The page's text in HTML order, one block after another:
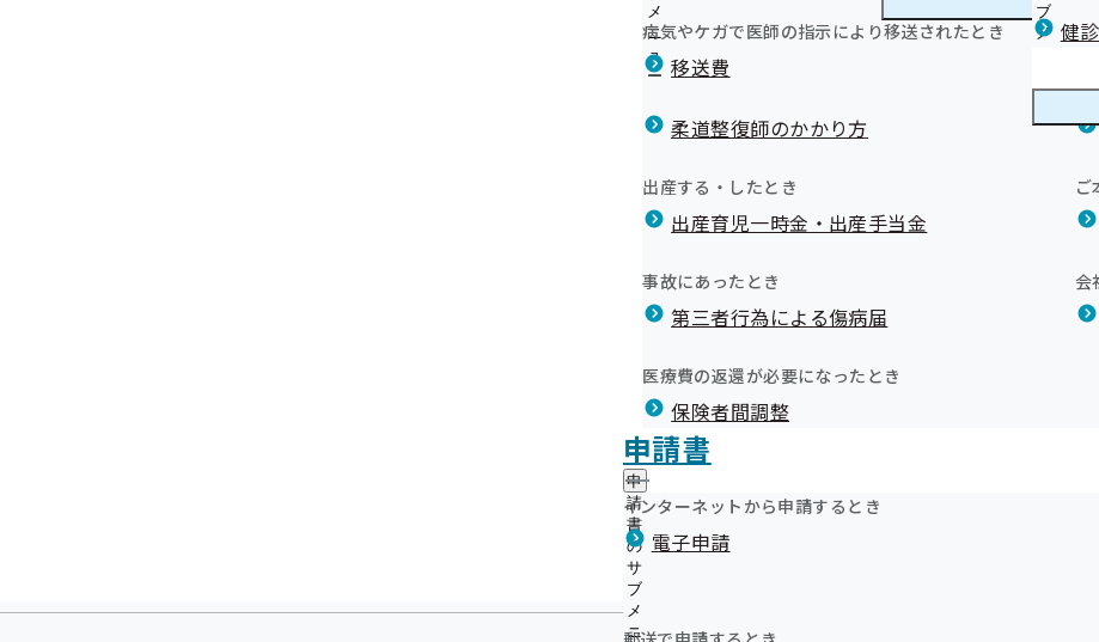
メ
ニ
ュ
ー
病気やケガで医師の指示により移送されたとき
移送費
海
柔道整復師のかかり方
出産する・したとき
出産育児一時金・出産手当金
ご
事故にあったとき
第三者行為による傷病届
会
医療費の返還が必要になったとき
保険者間調整
申請書
申
請
書
の
サ
ブ
メ
ニ
インターネットから申請するとき
電子申請
ュ
ブ
メ 健
京都支部の健診・保健指導のご案内
京
の
加入者（ご本人）生活習慣病予防健診・人間ドック健診のご
加入者（ご家族）特定健康診査のご案内
令和８年４月から生活習慣病予防健診等の補助が変わります
事業者健診データの提供に係る提供依頼書の提出勧奨・取
業者健診データ作成業務実施機関の募集について
定期健康診断（事業者健診）結果の提供についてのお願い
35~39歳の方へのキックオフサポートについて
生活習慣病予防健診・特定保健指導実施機関の募集について
保健事業の外部委託について
事業所のご担当者様へ ～従業員のみなさまの精密検査・再
について～
ださい。
令和８年度生活習慣病予防健診等対象者年齢一覧表はこちら
生活習慣病予防健診実施機関向け
健診実施機関一覧等
康
健康保険委員の表彰
健康保険委員になってみませんか
健康づくり
健康経営優良法人2026の認定法人が発表されました
健康経営優良法人2027の受付が開始されます
京都働き世代の健康データブック
京都支部 第3期保健事業実施計画（データヘルス計画）
京（きょう）から取り組む健康事業所宣言一覧
ご案内
【事業所さま必見！】健康経営コラム集
令和8年度健康講座のご案内
健康経営オンラインセミナー登壇事業所募集
定期広報紙（納入告知書同封リーフレット）
京都支部公式LINEについて
マイナ保険証を一度使ってみませんか？
申請書・保険証などの広報
ジェネリック医薬品
ウォーキングイベント「けんぽウォーク」のご案内
ヘルス博KYOTO2025開催のご案内
皆様の取り組みで保険料が節約できます！
寄稿している広報物
京都府がん総合相談支援センターのご案内
【健康サポート】健康レシピシリーズ
メールマガジン
京都支部公式キャラクター「ふぅらくん」
統計情報
京都支部について
所在地・連絡先
調達情報
採用情報
個人情報保護
地方自治体及び関係団体との連携協定
情報公開
評議会
事務処理誤り
リンク集